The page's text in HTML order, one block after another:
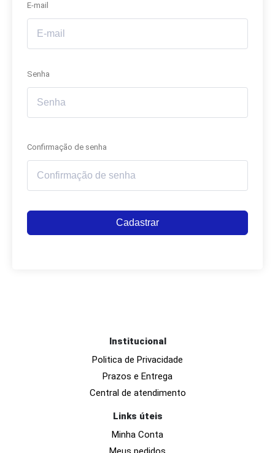
E-mail
Senha
Confirmação de senha
Cadastrar
Institucional
Politica de Privacidade
Prazos e Entrega
Central de atendimento
Links úteis
Minha Conta